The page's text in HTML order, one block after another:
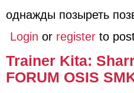
однажды позыреть
Login or register to
Trainer Kita:
FORUM OSIS